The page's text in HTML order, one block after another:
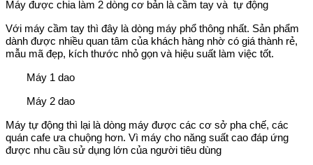
Máy được chia làm 2 dòng cơ bản là cầm tay và tự động
Với máy cầm tay thì đây là dòng máy phổ thông nhất. Sản phẩm
dành được nhiều quan tâm của khách hàng nhờ có giá thành rẻ,
mẫu mã đẹp, kích thước nhỏ gọn và hiệu suất làm việc tốt.
Máy 1 dao
Máy 2 dao
Máy tự động thì lại là dòng máy được các cơ sở pha chế, các
quán cafe ưa chuộng hơn. Vì máy cho năng suất cao đáp ứng
được nhu cầu sử dụng lớn của người tiêu dùng